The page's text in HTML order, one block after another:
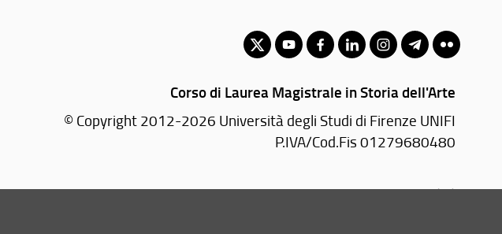
Corso di Laurea Magistrale in Storia dell'Arte
© Copyright 2012-2026 Università degli Studi di Firenze UNIFI
P.IVA/Cod.Fis 01279680480
Via Laura, 48 - 50121 Firenze (FI)